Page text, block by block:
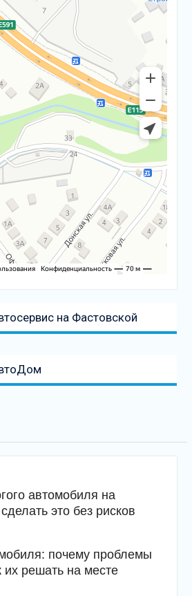
на Фастовской
автомобиля на
это без рисков
почему проблемы
их решать на месте